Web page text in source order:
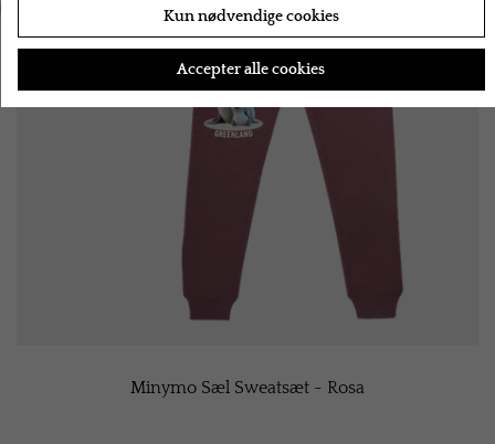
Minymo Sæl Sweatsæt - Rosa
Kun nødvendige cookies
Accepter alle cookies